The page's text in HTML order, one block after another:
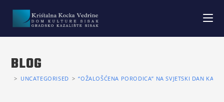
BLOG
> UNCATEGORISED > “OŽALOŠĆENA PORODICA” NA SVJETSKI DAN